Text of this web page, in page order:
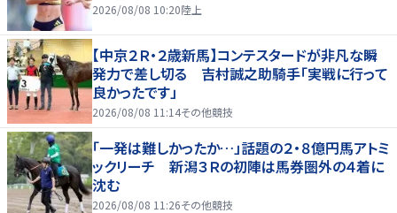
2026/08/08 10:20陸上
【中京２Ｒ・２歳新馬】コンテスタードが非凡な瞬
発力で差し切る 吉村誠之助騎手「実戦に行って
良かったです」
2026/08/08 11:14その他競技
「一発は難しかったか…」話題の２・８億円馬アトミ
ックリーチ 新潟３Ｒの初陣は馬券圏外の４着に
沈む
2026/08/08 11:26その他競技